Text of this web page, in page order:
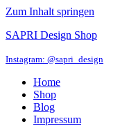
Zum Inhalt springen
SAPRI Design Shop
Instagram: @sapri_design
Home
Shop
Blog
Impressum